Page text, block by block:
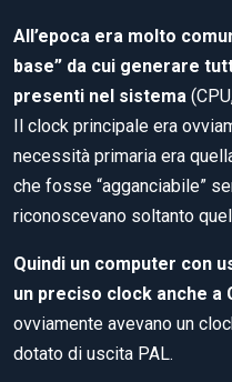
All’epoca era molto
base” da cui generare
presenti nel sistema
Il clock principale era
necessità primaria era
che fosse “agganciabile”
riconoscevano soltanto
Quindi un computer con
un preciso clock anche a
ovviamente avevano un
dotato di uscita PAL.